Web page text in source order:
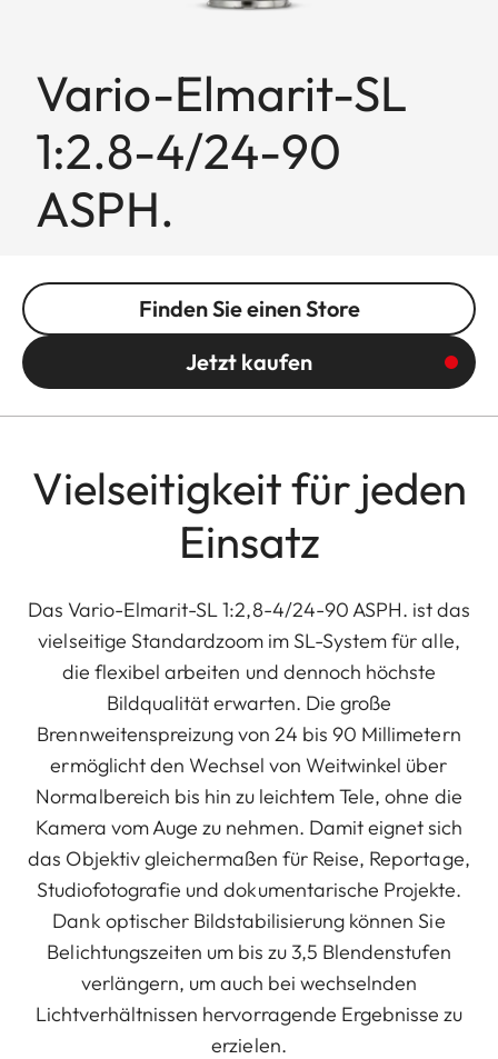
Vario-Elmarit-SL
1:2.8-4/24-90
ASPH.
Finden Sie einen Store
Jetzt kaufen
Vielseitigkeit für jeden
Einsatz
Das Vario-Elmarit-SL 1:2,8-4/24-90 ASPH. ist das
vielseitige Standardzoom im SL-System für alle,
die flexibel arbeiten und dennoch höchste
Bildqualität erwarten. Die große
Brennweitenspreizung von 24 bis 90 Millimetern
ermöglicht den Wechsel von Weitwinkel über
Normalbereich bis hin zu leichtem Tele, ohne die
Kamera vom Auge zu nehmen. Damit eignet sich
das Objektiv gleichermaßen für Reise, Reportage,
Studiofotografie und dokumentarische Projekte.
Dank optischer Bildstabilisierung können Sie
Belichtungszeiten um bis zu 3,5 Blendenstufen
verlängern, um auch bei wechselnden
Lichtverhältnissen hervorragende Ergebnisse zu
erzielen.